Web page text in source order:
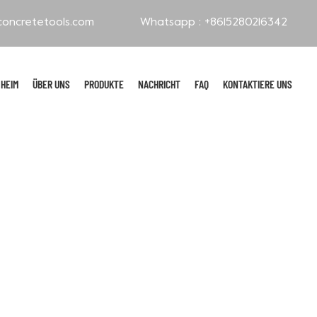
Whatsapp : +8615280216342
HEIM ÜBER UNS PRODUKTE NACHRICHT FAQ KONTAKTIERE UNS